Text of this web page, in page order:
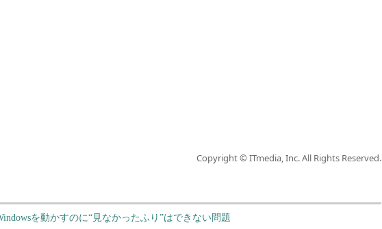
Copyright © ITmedia, Inc. All Rights Reserved.
を動かすのに“見なかったふり”はできない問題